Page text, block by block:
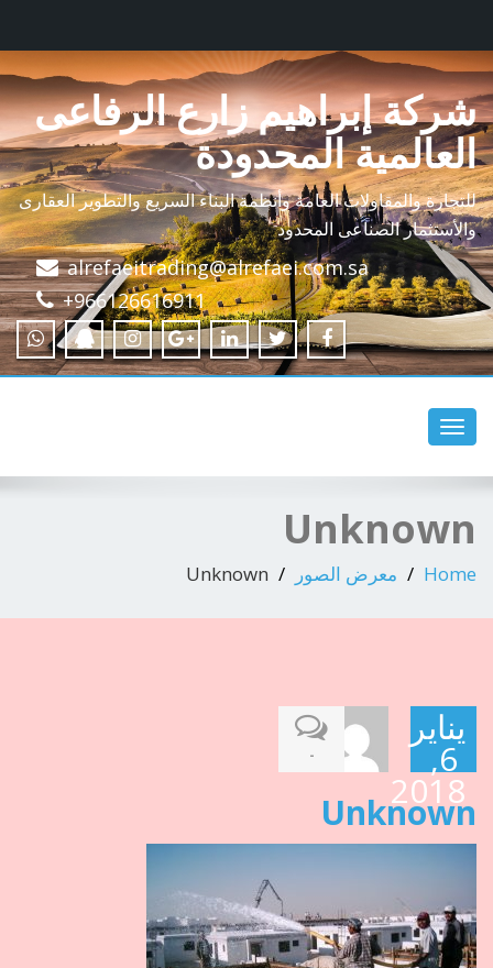
شركة إبراهيم زارع الرفاعى
العالمية المحدودة
للتجارة والمقاولات العامة وأنظمة البناء السريع والتطوير العقارى
والأستثمار الصناعى المحدود
alrefaeitrading@alrefaei.com.sa
+966126616911
Toggle
navigation
Unknown
Home معرض الصور Unknown
يناير
6,
2018
-
Unknown